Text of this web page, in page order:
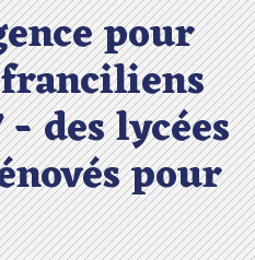
pour
des lycées
pour